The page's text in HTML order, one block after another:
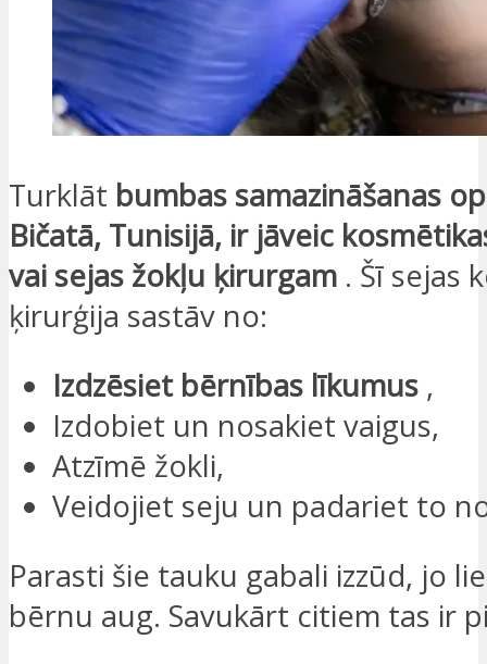
Turklāt bumbas samazināšanas
Bičatā, Tunisijā, ir jāveic
vai sejas žokļu ķirurgam . Šī sejas
ķirurģija sastāv no:
Izdzēsiet bērnības līkumus ,
Izdobiet un nosakiet vaigus,
Atzīmē žokli,
Veidojiet seju un padariet to
Parasti šie tauku gabali izzūd, jo
bērnu aug. Savukārt citiem tas ir